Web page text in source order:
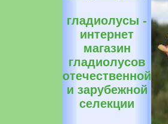
гладиолусы -
интернет
магазин
гладиолусов
отечественной
и зарубежной
селекции